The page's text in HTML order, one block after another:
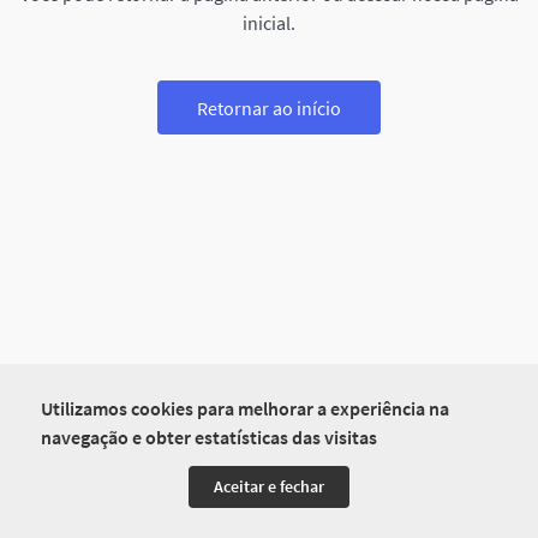
Utilizamos cookies para melhorar a experiência na
navegação e obter estatísticas das visitas
Aceitar e fechar
inicial.
Retornar ao início